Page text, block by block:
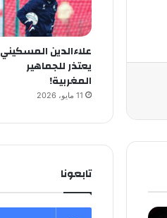
علاءالدين المسكيني
يعتذر للجماهير
المغربية!
11 مايو، 2026
تابعونا